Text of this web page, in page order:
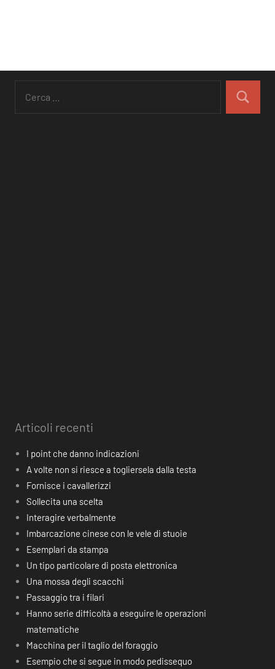
Articoli recenti
I point che danno indicazioni
A volte non si riesce a togliersela dalla testa
Fornisce i cavallerizzi
Sollecita una scelta
Interagire verbalmente
Imbarcazione cinese con le vele di stuoie
Esemplari da stampa
Un tipo particolare di posta elettronica
Una mossa degli scacchi
Passaggio tra i filari
Hanno serie difficoltà a eseguire le operazioni
matematiche
Macchina per il taglio del foraggio
Esempio che si segue in modo pedissequo